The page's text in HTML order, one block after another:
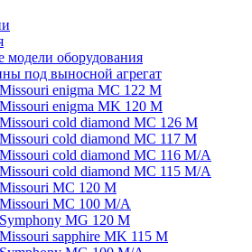
модели оборудования
под выносной агрегат
Missouri enigma MC 122 M
Missouri enigma MK 120 M
Missouri cold diamond MC 126 M
Missouri cold diamond MC 117 M
Missouri cold diamond MC 116 M/A
Missouri cold diamond MC 115 M/A
Missouri MC 120 M
Missouri MC 100 M/A
Symphony MG 120 M
Missouri sapphire MK 115 M